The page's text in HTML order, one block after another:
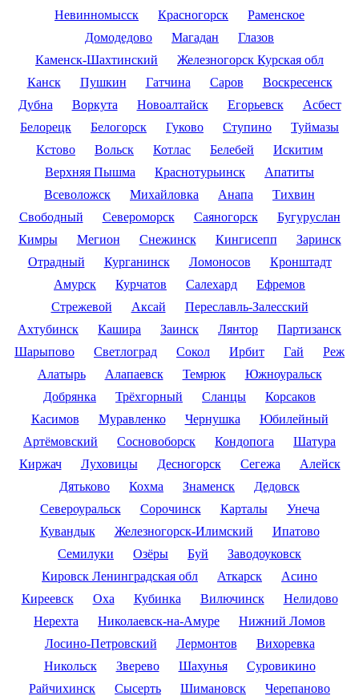
Невинномысск Красногорск
Раменское
Домодедово
Магадан
Глазов
Каменск-Шахтинский
Железногорск Курская обл
Канск
Пушкин Гатчина Саров
Воскресенск
Дубна
Воркута Новоалтайск Егорьевск
Асбест
Белорецк
Белогорск Гуково Ступино
Туймазы
Кстово
Вольск Котлас Белебей
Искитим
Верхняя Пышма
Краснотурьинск
Апатиты
Всеволожск
Михайловка Анапа
Тихвин
Свободный
Североморск Саяногорск
Бугуруслан
Кимры
Мегион Снежинск Кингисепп
Заринск
Отрадный
Курганинск Ломоносов
Кронштадт
Амурск
Курчатов Салехард
Ефремов
Стрежевой
Аксай
Переславль-Залесский
Ахтубинск
Кашира Заинск Лянтор
Партизанск
Шарыпово
Светлоград Сокол Ирбит Гай
Реж
Алатырь
Алапаевск Темрюк
Южноуральск
Добрянка
Трёхгорный Сланцы
Корсаков
Касимов
Муравленко Чернушка
Юбилейный
Артёмовский
Сосновоборск Кондопога
Шатура
Киржач
Луховицы Десногорск Сегежа
Алейск
Дятьково
Кохма Знаменск
Дедовск
Североуральск
Сорочинск Карталы
Унеча
Кувандык
Железногорск-Илимский
Ипатово
Семилуки
Озёры Буй
Заводоуковск
Кировск Ленинградская обл
Аткарск
Асино
Киреевск
Оха Кубинка Вилючинск
Нелидово
Нерехта
Николаевск-на-Амуре
Нижний Ломов
Лосино-Петровский
Лермонтов
Вихоревка
Никольск
Зверево Шахунья
Суровикино
Райчихинск
Сысерть Шимановск
Черепаново